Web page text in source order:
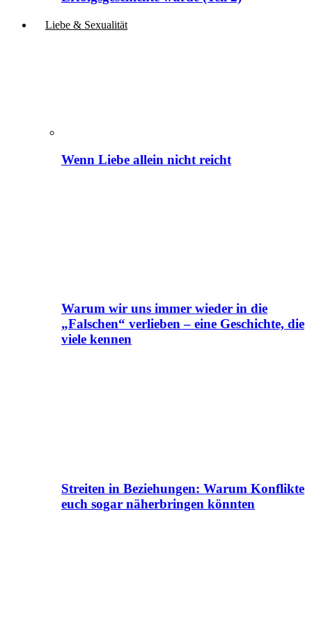
Liebe & Sexualität
Wenn Liebe allein nicht reicht
Warum wir uns immer wieder in die
„Falschen“ verlieben – eine Geschichte, die
viele kennen
Streiten in Beziehungen: Warum Konflikte
euch sogar näherbringen könnten